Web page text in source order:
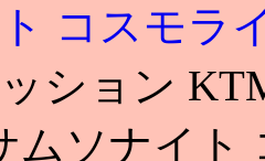
コスモラ
ション
ムソナイ